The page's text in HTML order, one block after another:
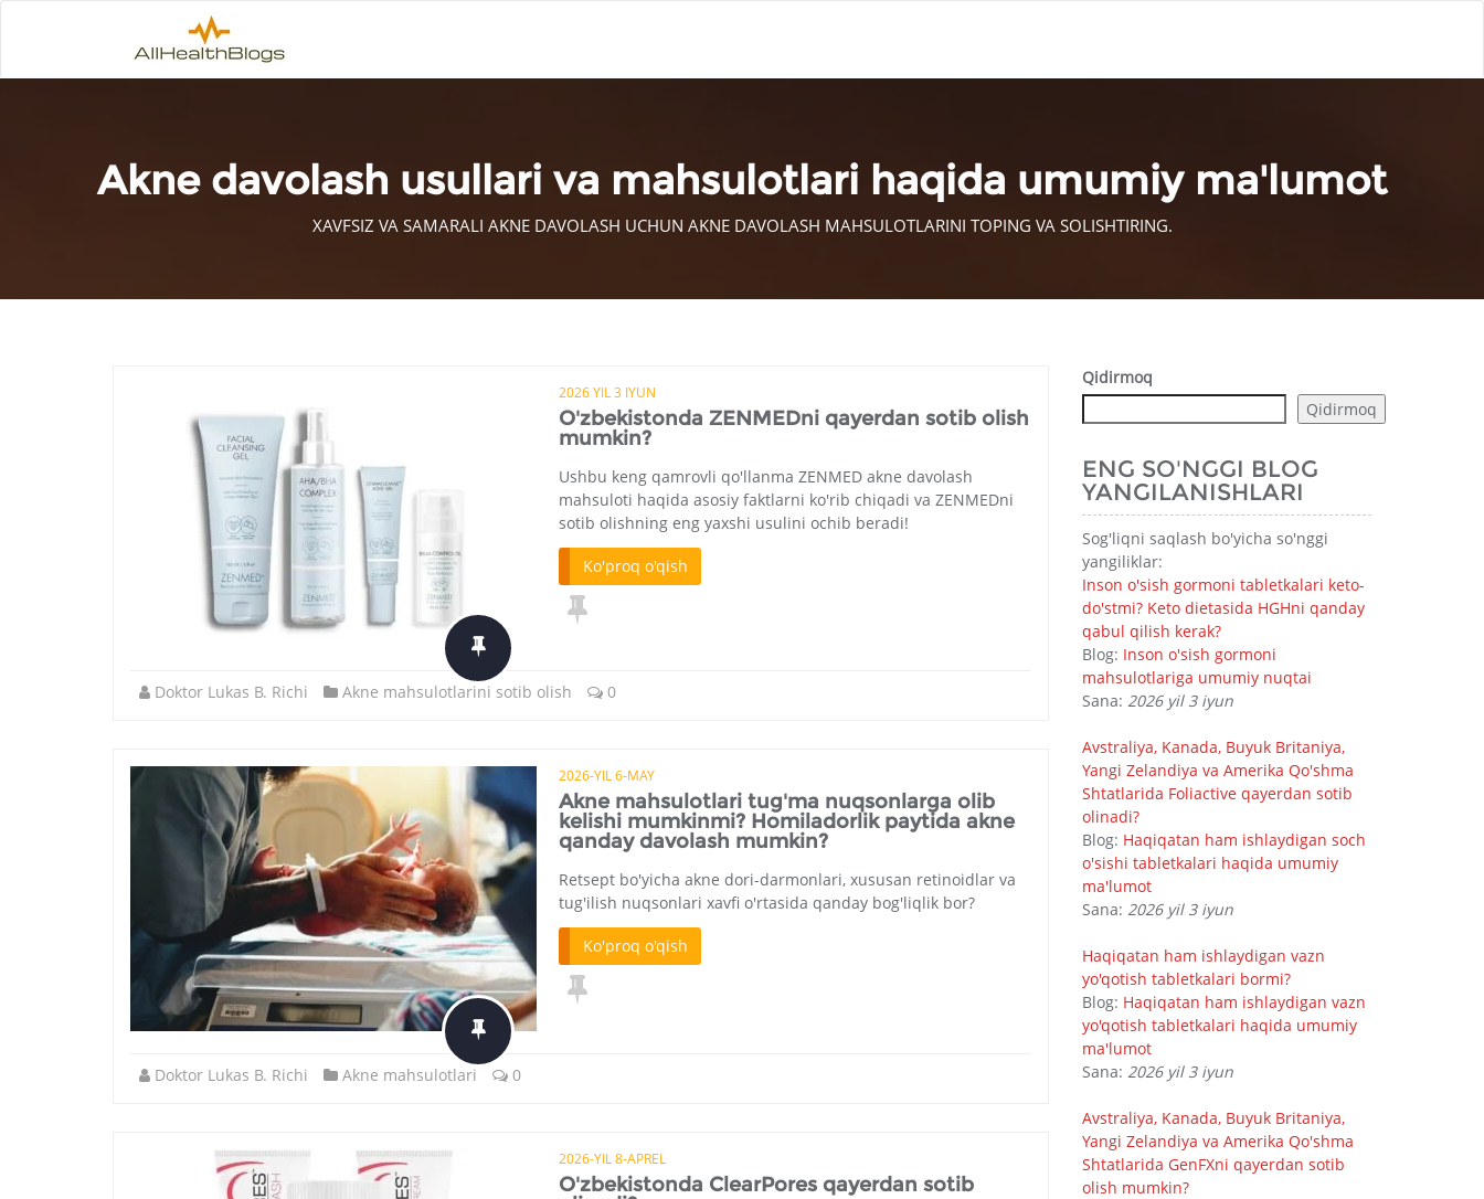
Akne davolash usullari va mahsulotlari haqida umumiy ma'lumot
XAVFSIZ VA SAMARALI AKNE DAVOLASH UCHUN AKNE DAVOLASH MAHSULOTLARINI TOPING VA SOLISHTIRING.
2026 YIL 3 IYUN
O'zbekistonda ZENMEDni qayerdan sotib olish
mumkin?
Ushbu keng qamrovli qo'llanma ZENMED akne davolash
mahsuloti haqida asosiy faktlarni ko'rib chiqadi va ZENMEDni
sotib olishning eng yaxshi usulini ochib beradi!
Ko'proq o'qish
Doktor Lukas B. Richi Akne mahsulotlarini sotib olish 0
2026-YIL 6-MAY
Akne mahsulotlari tug'ma nuqsonlarga olib
kelishi mumkinmi? Homiladorlik paytida akne
qanday davolash mumkin?
Retsept bo'yicha akne dori-darmonlari, xususan retinoidlar va
tug'ilish nuqsonlari xavfi o'rtasida qanday bog'liqlik bor?
Ko'proq o'qish
Doktor Lukas B. Richi Akne mahsulotlari 0
2026-YIL 8-APREL
O'zbekistonda ClearPores qayerdan sotib
Qidirmoq
Qidirmoq
ENG SO'NGGI BLOG
YANGILANISHLARI
Sog'liqni saqlash bo'yicha so'nggi
yangiliklar:
Inson o'sish gormoni tabletkalari keto-
do'stmi? Keto dietasida HGHni qanday
qabul qilish kerak?
Blog: Inson o'sish gormoni
mahsulotlariga umumiy nuqtai
Sana: 2026 yil 3 iyun
Avstraliya, Kanada, Buyuk Britaniya,
Yangi Zelandiya va Amerika Qo'shma
Shtatlarida Foliactive qayerdan sotib
olinadi?
Blog: Haqiqatan ham ishlaydigan soch
o'sishi tabletkalari haqida umumiy
ma'lumot
Sana: 2026 yil 3 iyun
Haqiqatan ham ishlaydigan vazn
yo'qotish tabletkalari bormi?
Blog: Haqiqatan ham ishlaydigan vazn
yo'qotish tabletkalari haqida umumiy
ma'lumot
Sana: 2026 yil 3 iyun
Avstraliya, Kanada, Buyuk Britaniya,
Yangi Zelandiya va Amerika Qo'shma
Shtatlarida GenFXni qayerdan sotib
olish mumkin?